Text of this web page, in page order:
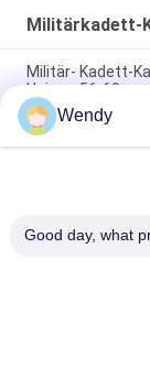
Militärkadett-
Militär- Kadett-
Unisex-56-60cm
Stickerei
Baumwolle3d
Einfache
Wendy
Good day, what